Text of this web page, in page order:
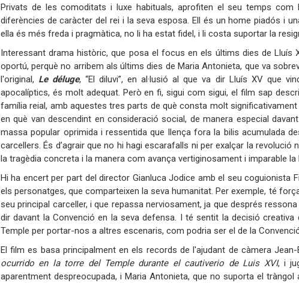
Privats de les comoditats i luxe habituals, aprofiten el seu temps com
diferències de caràcter del rei i la seva esposa. Ell és un home piadós i
ella és més freda i pragmàtica, no li ha estat fidel, i li costa suportar la
Interessant drama històric, que posa el focus en els últims dies de
oportú, perquè no arribem als últims dies de Maria Antonieta, que va
l'original, Le déluge, “El diluvi”, en al·lusió al que va dir Lluís XV que
apocalíptics, és molt adequat. Però en fi, sigui com sigui, el film sap
família reial, amb aquestes tres parts de què consta molt significativament
en què van descendint en consideració social, de manera especial
massa popular oprimida i ressentida que llença fora la bilis acumulada
carcellers. És d’agrair que no hi hagi escarafalls ni per exalçar la
la tragèdia concreta i la manera com avança vertiginosament i imparable la
Hi ha encert per part del director Gianluca Jodice amb el seu coguionista
els personatges, que comparteixen la seva humanitat. Per exemple, té
seu principal carceller, i que repassa nerviosament, ja que després
dir davant la Convenció en la seva defensa. I té sentit la decisió
Temple per portar-nos a altres escenaris, com podria ser el de la
El film es basa principalment en els records de l'ajudant de càmera
ocurrido en la torre del Temple durante el cautiverio de Luis XVI, i
aparentment despreocupada, i Maria Antonieta, que no suporta el